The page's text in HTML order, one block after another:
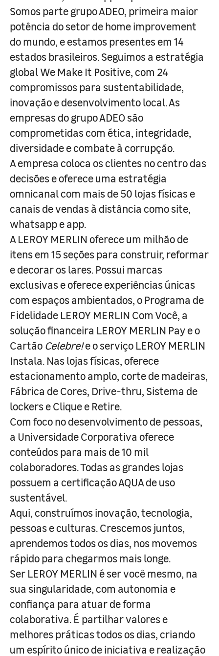
Somos parte grupo ADEO, primeira maior
potência do setor de home improvement
do mundo, e estamos presentes em 14
estados brasileiros. Seguimos a estratégia
global We Make It Positive, com 24
compromissos para sustentabilidade,
inovação e desenvolvimento local. As
empresas do grupo ADEO são
comprometidas com ética, integridade,
diversidade e combate à corrupção.
A empresa coloca os clientes no centro das
decisões e oferece uma estratégia
omnicanal com mais de 50 lojas físicas e
canais de vendas à distância como site,
whatsapp e app.
A LEROY MERLIN oferece um milhão de
itens em 15 seções para construir, reformar
e decorar os lares. Possui marcas
exclusivas e oferece experiências únicas
com espaços ambientados, o Programa de
Fidelidade LEROY MERLIN Com Você, a
solução financeira LEROY MERLIN Pay e o
Cartão Celebre!e o serviço LEROY MERLIN
Instala. Nas lojas físicas, oferece
estacionamento amplo, corte de madeiras,
Fábrica de Cores, Drive-thru, Sistema de
lockers e Clique e Retire.
Com foco no desenvolvimento de pessoas,
a Universidade Corporativa oferece
conteúdos para mais de 10 mil
colaboradores. Todas as grandes lojas
possuem a certificação AQUA de uso
sustentável.
Aqui, construímos inovação, tecnologia,
pessoas e culturas. Crescemos juntos,
aprendemos todos os dias, nos movemos
rápido para chegarmos mais longe.
Ser LEROY MERLIN é ser você mesmo, na
sua singularidade, com autonomia e
confiança para atuar de forma
colaborativa. É partilhar valores e
melhores práticas todos os dias, criando
um espírito único de iniciativa e realização